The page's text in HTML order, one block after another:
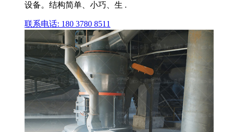
设备。结构简单、小巧、生 .
联系电话: 180 3780 8511